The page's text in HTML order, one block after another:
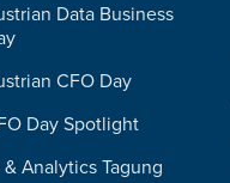
Data Business
CFO Day
Day Spotlight
& Analytics Tagung